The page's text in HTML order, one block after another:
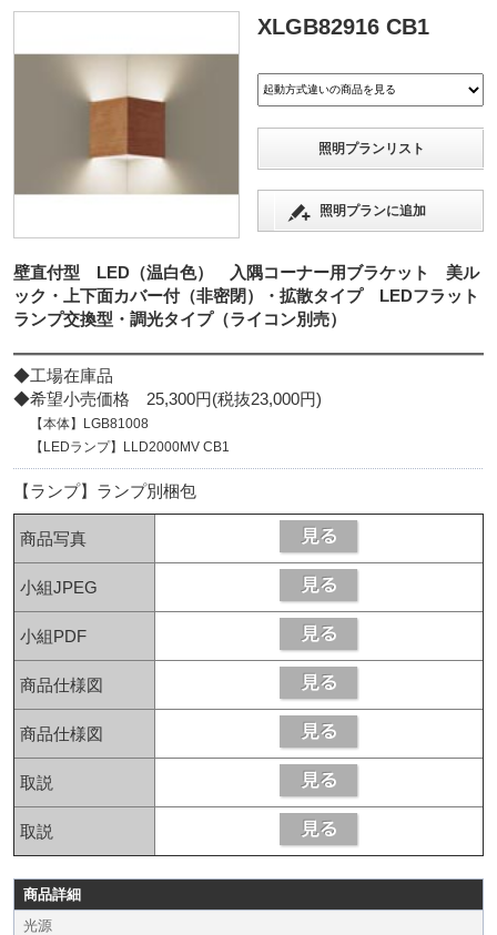
XLGB82916 CB1
照明プランリスト
照明プランに追加
壁直付型 LED（温白色） 入隅コーナー用ブラケット 美ル
ック・上下面カバー付（非密閉）・拡散タイプ LEDフラット
ランプ交換型・調光タイプ（ライコン別売）
◆工場在庫品
◆希望小売価格 25,300円(税抜23,000円)
【本体】LGB81008
【LEDランプ】LLD2000MV CB1
【ランプ】ランプ別梱包
商品写真
小組JPEG
小組PDF
商品仕様図
商品仕様図
取説
取説
商品詳細
光源